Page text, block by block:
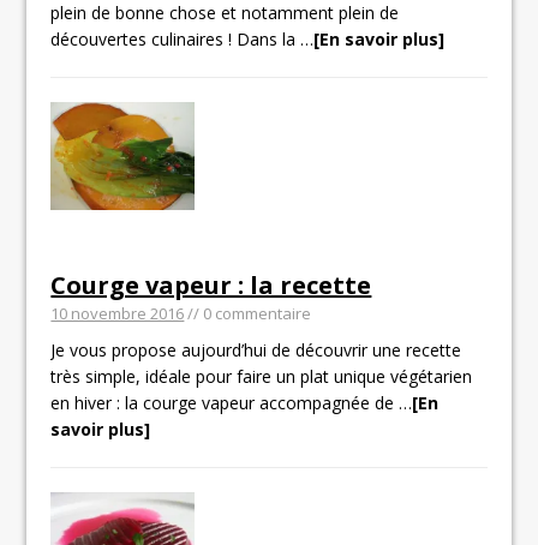
plein de bonne chose et notamment plein de
découvertes culinaires ! Dans la…[En savoir plus]
Courge vapeur : la recette
10 novembre 2016// 0 commentaire
Je vous propose aujourd’hui de découvrir une recette
très simple, idéale pour faire un plat unique végétarien
en hiver : la courge vapeur accompagnée de…[En
savoir plus]